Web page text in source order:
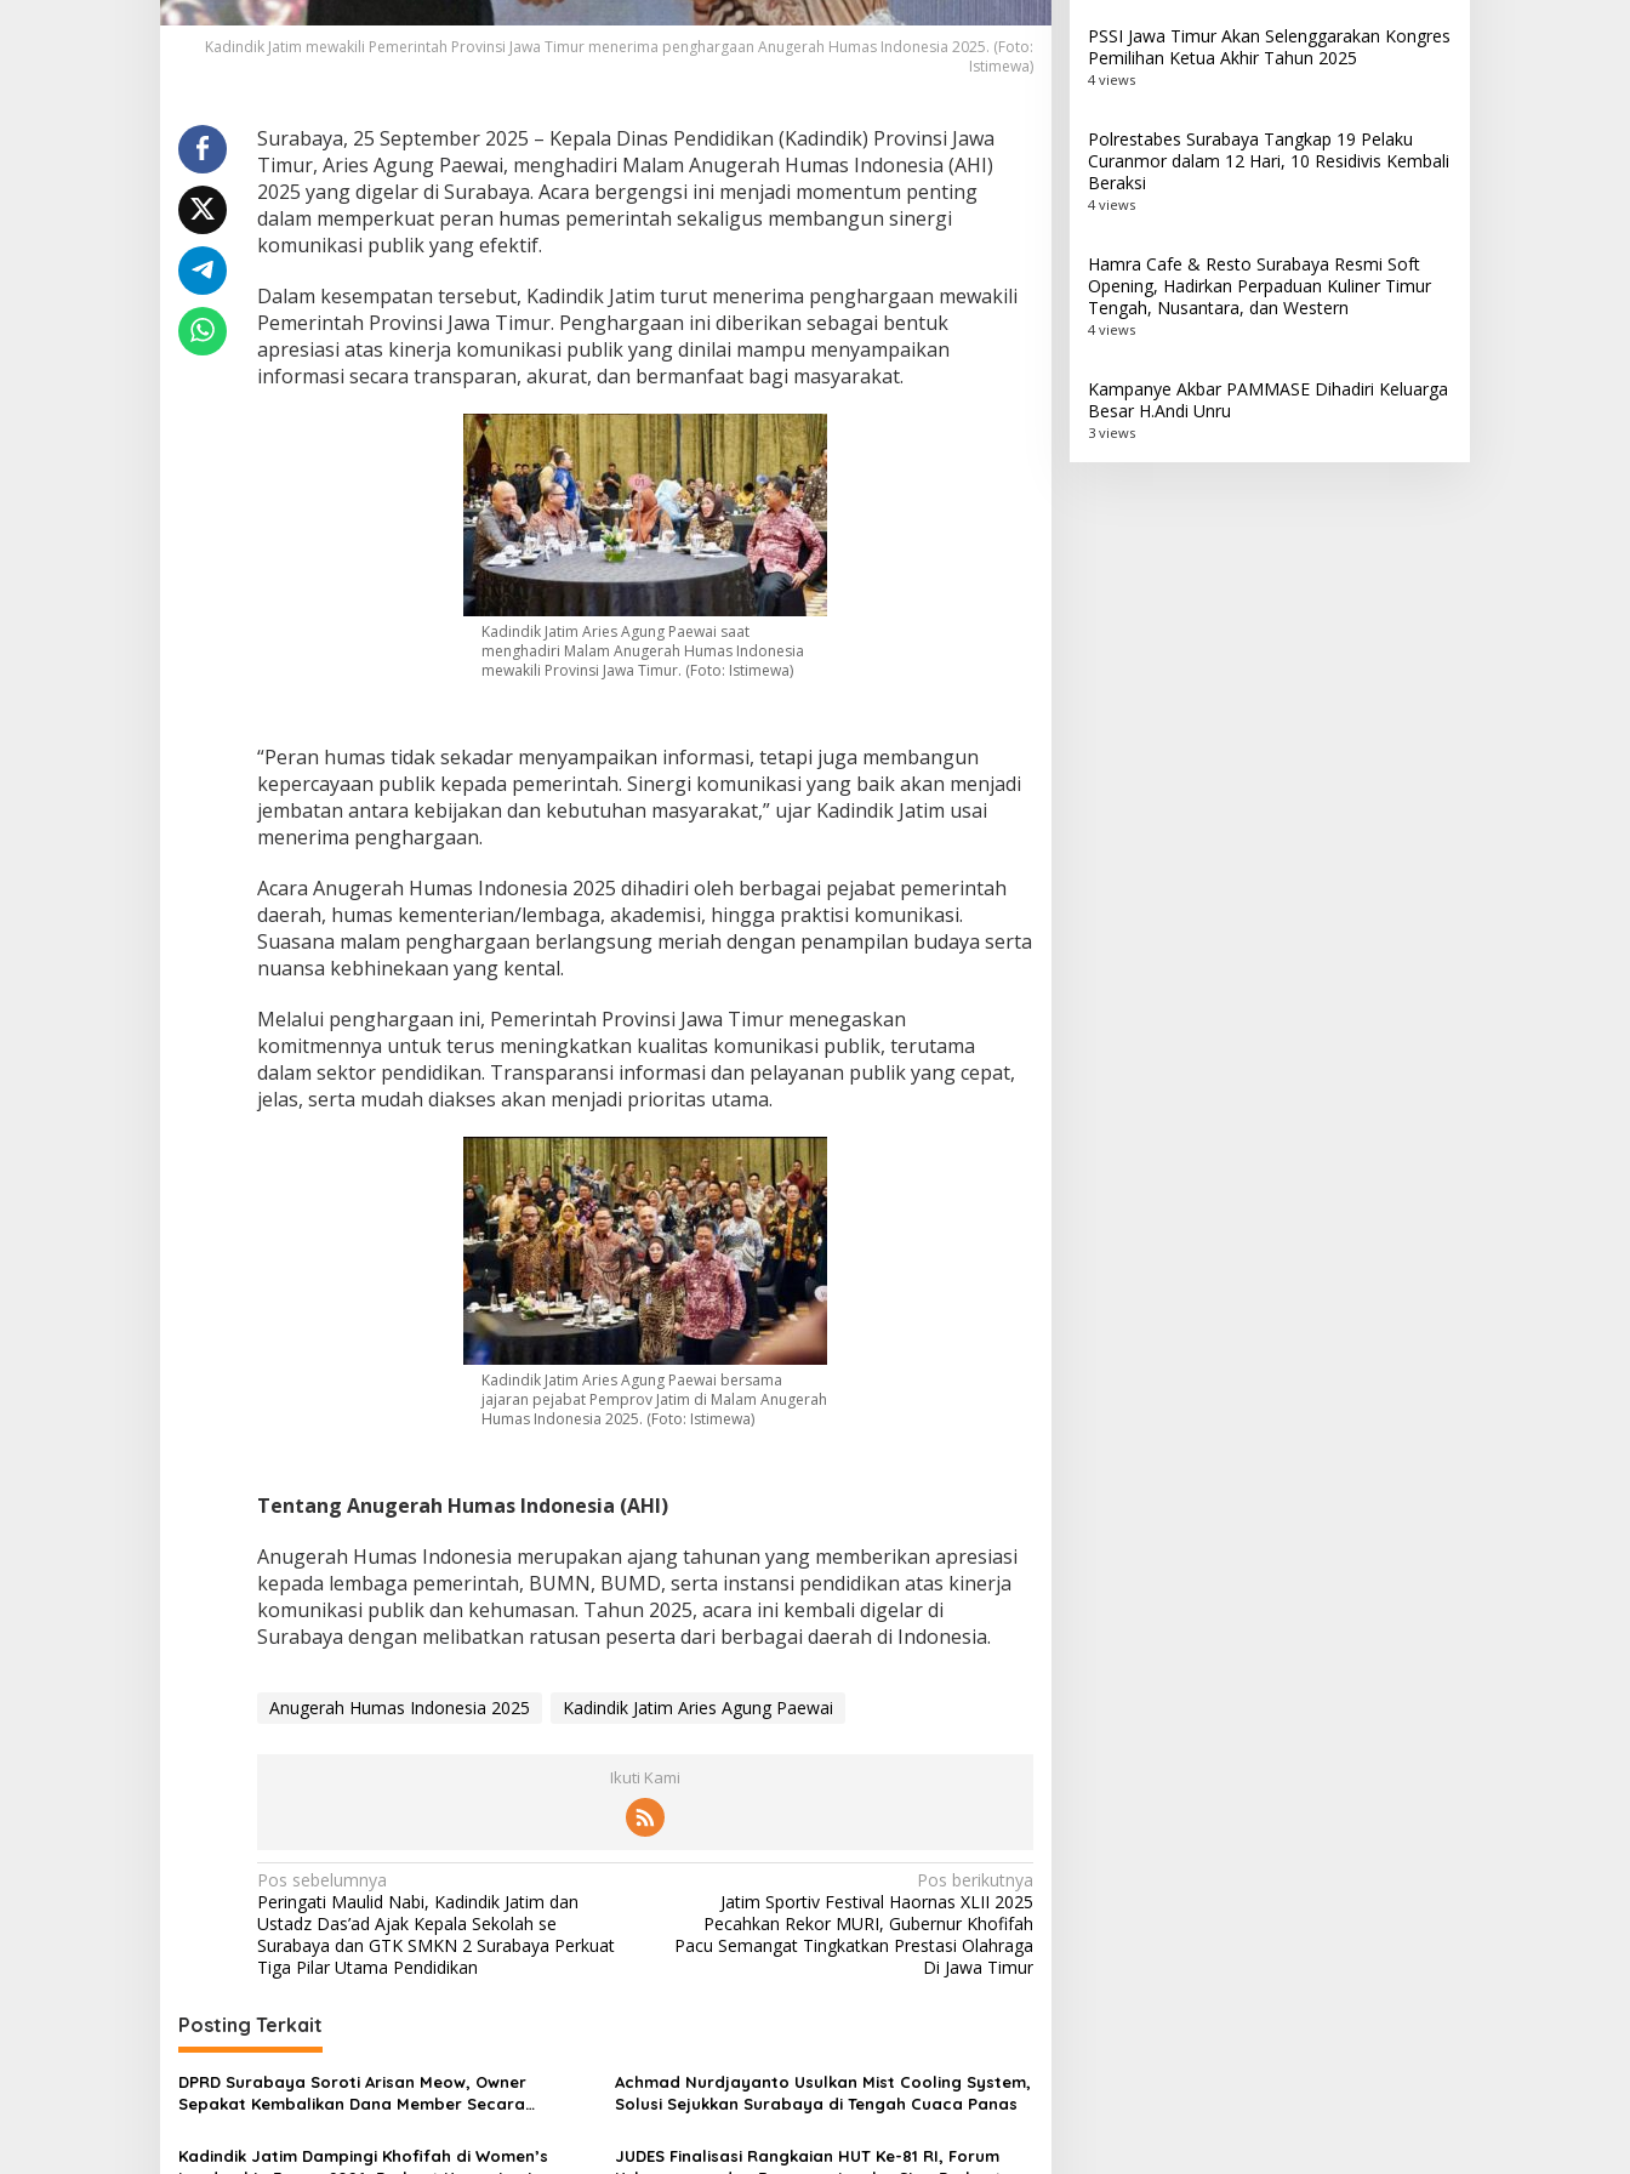
m
a
d
o
n
e
s
2
0
5
,
m
u
n
i
k
s
i
P
u
b
i
k
P
e
m
Kadindik Jatim mewakili Pemerintah Provinsi Jawa Timur menerima penghargaan Anugerah Humas Indonesia 2025. (Foto:
Istimewa)
Surabaya, 25 September 2025 – Kepala Dinas Pendidikan (Kadindik) Provinsi Jawa
Timur, Aries Agung Paewai, menghadiri Malam Anugerah Humas Indonesia (AHI)
2025 yang digelar di Surabaya. Acara bergengsi ini menjadi momentum penting
dalam memperkuat peran humas pemerintah sekaligus membangun sinergi
komunikasi publik yang efektif.
Dalam kesempatan tersebut, Kadindik Jatim turut menerima penghargaan mewakili
Pemerintah Provinsi Jawa Timur. Penghargaan ini diberikan sebagai bentuk
apresiasi atas kinerja komunikasi publik yang dinilai mampu menyampaikan
informasi secara transparan, akurat, dan bermanfaat bagi masyarakat.
Kadindik Jatim Aries Agung Paewai saat
menghadiri Malam Anugerah Humas Indonesia
mewakili Provinsi Jawa Timur. (Foto: Istimewa)
“Peran humas tidak sekadar menyampaikan informasi, tetapi juga membangun
kepercayaan publik kepada pemerintah. Sinergi komunikasi yang baik akan menjadi
jembatan antara kebijakan dan kebutuhan masyarakat,” ujar Kadindik Jatim usai
menerima penghargaan.
Acara Anugerah Humas Indonesia 2025 dihadiri oleh berbagai pejabat pemerintah
daerah, humas kementerian/lembaga, akademisi, hingga praktisi komunikasi.
Suasana malam penghargaan berlangsung meriah dengan penampilan budaya serta
nuansa kebhinekaan yang kental.
Melalui penghargaan ini, Pemerintah Provinsi Jawa Timur menegaskan
komitmennya untuk terus meningkatkan kualitas komunikasi publik, terutama
dalam sektor pendidikan. Transparansi informasi dan pelayanan publik yang cepat,
jelas, serta mudah diakses akan menjadi prioritas utama.
Kadindik Jatim Aries Agung Paewai bersama
jajaran pejabat Pemprov Jatim di Malam Anugerah
Humas Indonesia 2025. (Foto: Istimewa)
Tentang Anugerah Humas Indonesia (AHI)
Anugerah Humas Indonesia merupakan ajang tahunan yang memberikan apresiasi
kepada lembaga pemerintah, BUMN, BUMD, serta instansi pendidikan atas kinerja
komunikasi publik dan kehumasan. Tahun 2025, acara ini kembali digelar di
Surabaya dengan melibatkan ratusan peserta dari berbagai daerah di Indonesia.
Anugerah Humas Indonesia 2025 Kadindik Jatim Aries Agung Paewai
Ikuti Kami
N
a
v
g
a
s
p
Pos sebelumnya
Peringati Maulid Nabi, Kadindik Jatim dan
Ustadz Das’ad Ajak Kepala Sekolah se
Surabaya dan GTK SMKN 2 Surabaya Perkuat
Tiga Pilar Utama Pendidikan
Pos berikutnya
Jatim Sportiv Festival Haornas XLII 2025
Pecahkan Rekor MURI, Gubernur Khofifah
Pacu Semangat Tingkatkan Prestasi Olahraga
Di Jawa Timur
Posting Terkait
DPRD Surabaya Soroti Arisan Meow, Owner
Sepakat Kembalikan Dana Member Secara
Achmad Nurdjayanto Usulkan Mist Cooling System,
Solusi Sejukkan Surabaya di Tengah Cuaca Panas
Kadindik Jatim Dampingi Khofifah di Women’s
JUDES Finalisasi Rangkaian HUT Ke-81 RI, Forum
PSSI Jawa Timur Akan Selenggarakan Kongres
Pemilihan Ketua Akhir Tahun 2025
4 views
Polrestabes Surabaya Tangkap 19 Pelaku
Curanmor dalam 12 Hari, 10 Residivis Kembali
Beraksi
4 views
Hamra Cafe & Resto Surabaya Resmi Soft
Opening, Hadirkan Perpaduan Kuliner Timur
Tengah, Nusantara, dan Western
4 views
Kampanye Akbar PAMMASE Dihadiri Keluarga
Besar H.Andi Unru
3 views